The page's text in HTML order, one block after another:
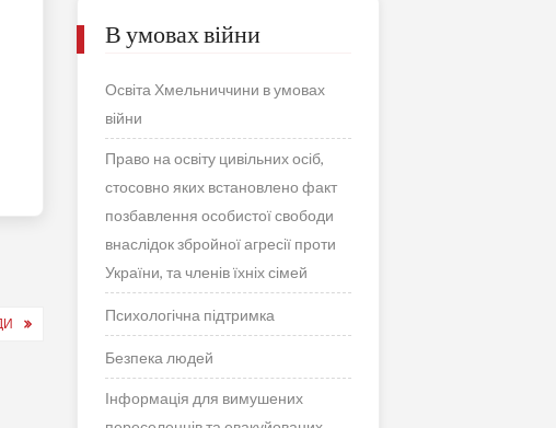
В умовах війни
Освіта Хмельниччини в умовах
війни
Право на освіту цивільних осіб,
стосовно яких встановлено факт
позбавлення особистої свободи
внаслідок збройної агресії проти
України, та членів їхніх сімей
Психологічна підтримка
Безпека людей
Інформація для вимушених